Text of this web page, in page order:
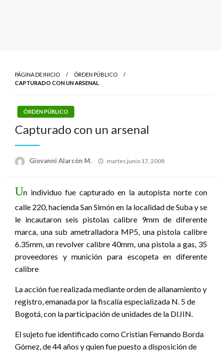
PÁGINA DE INICIO
ÓRDEN PÚBLICO
CAPTURADO CON UN ARSENAL
ÓRDEN PÚBLICO
Capturado con un arsenal
Giovanni Alarcón M.
Publicado
martes junio 17, 2008
Un individuo fue capturado en la autopista norte con
calle 220, hacienda San Simón en la localidad de Suba y se
le incautaron seis pistolas calibre 9mm de diferente
marca, una sub ametralladora MP5, una pistola calibre
6.35mm, un revolver calibre 40mm, una pistola a gas, 35
proveedores y munición para escopeta en diferente
calibre
La acción fue realizada mediante orden de allanamiento y
registro, emanada por la fiscalía especializada N. 5 de
Bogotá, con la participación de unidades de la DIJIN.
El sujeto fue identificado como Cristian Fernando Borda
Gómez, de 44 años y quien fue puesto a disposición de